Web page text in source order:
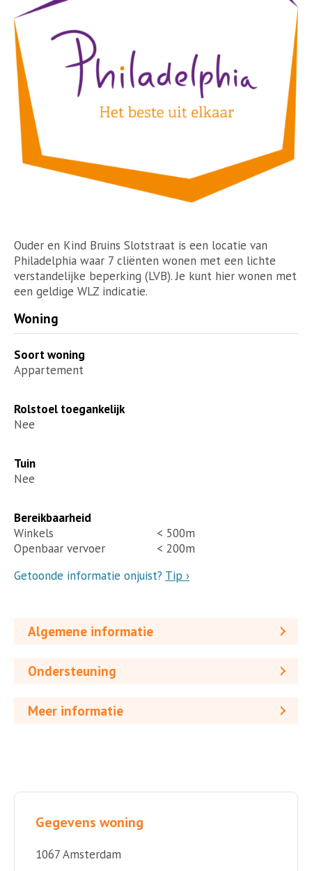
Ouder en Kind Bruins Slotstraat is een locatie van
Philadelphia waar 7 cliënten wonen met een lichte
verstandelijke beperking (LVB). Je kunt hier wonen met
een geldige WLZ indicatie.
Woning
Soort woning
Appartement
Rolstoel toegankelijk
Nee
Tuin
Nee
Bereikbaarheid
Winkels
< 500m
Openbaar vervoer
< 200m
Getoonde informatie onjuist? Tip ›
Algemene informatie
Ondersteuning
Meer informatie
Gegevens woning
1067 Amsterdam